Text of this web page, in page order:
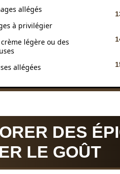
allégés
à privilégier
légère ou des
allégées
DES
LE GOÛT